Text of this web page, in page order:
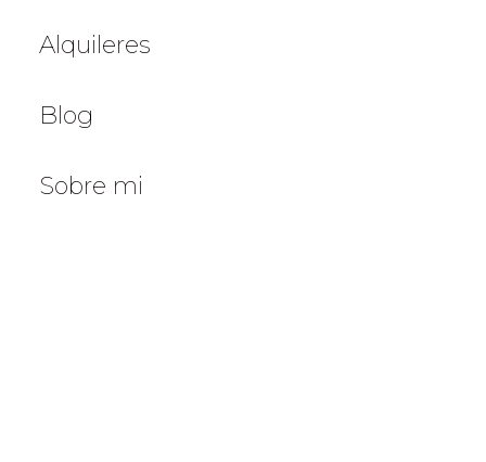
Alquileres
Blog
Sobre mi